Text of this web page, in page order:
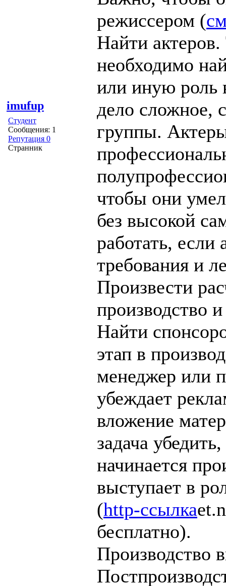
imufup
Студент
Сообщения: 1
Репутация 0
Странник
режиссером (
Найти актеров.
необходимо
или иную роль
дело сложное,
группы.
чтобы они
без высокой
работать, если
требования и
Произвести
производство
Найти
этап в
менеджер или
убеждает
вложение
задача
начинается
выступает в
(http-ссылка
бесплатно).
Производство